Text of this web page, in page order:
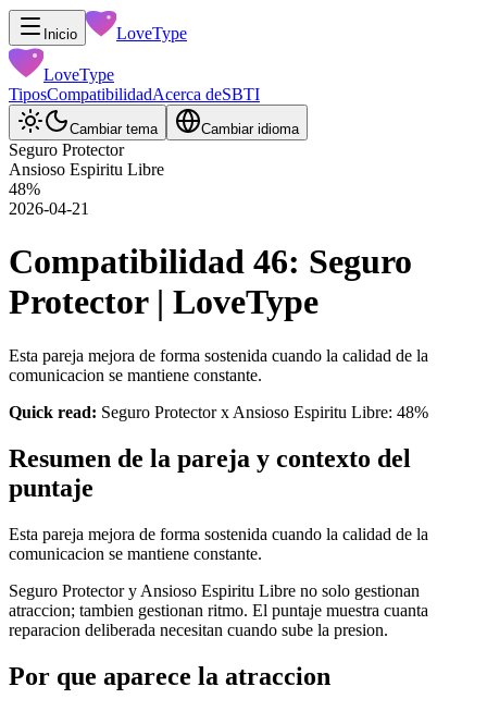
Inicio LoveType
LoveType
TiposCompatibilidadAcerca deSBTI
Cambiar tema Cambiar idioma
Seguro Protector
Ansioso Espiritu Libre
48%
2026-04-21
Compatibilidad 46: Seguro
Protector | LoveType
Esta pareja mejora de forma sostenida cuando la calidad de la
comunicacion se mantiene constante.
Quick read: Seguro Protector x Ansioso Espiritu Libre: 48%
Resumen de la pareja y contexto del
puntaje
Esta pareja mejora de forma sostenida cuando la calidad de la
comunicacion se mantiene constante.
Seguro Protector y Ansioso Espiritu Libre no solo gestionan
atraccion; tambien gestionan ritmo. El puntaje muestra cuanta
reparacion deliberada necesitan cuando sube la presion.
Por que aparece la atraccion